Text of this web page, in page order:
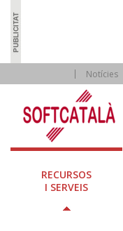
Notícies
RECURSOS
I SERVEIS